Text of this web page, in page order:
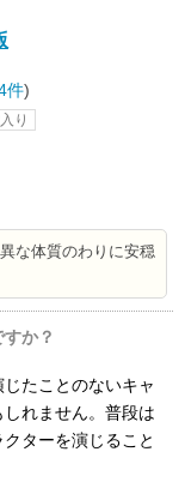
件)
り
な体質のわりに安穏
か？
たことのないキャ
れません。普段は
ターを演じること